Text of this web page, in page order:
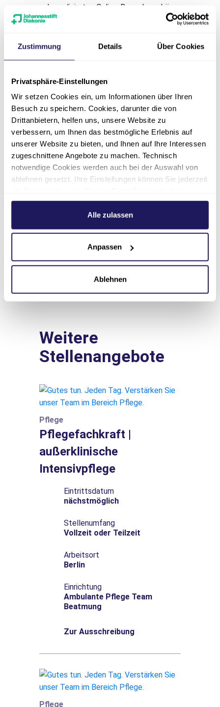
Zustimmung Details Über Cookies
Privatsphäre-Einstellungen
Wir setzen Cookies ein, um Informationen über Ihren
Besuch zu speichern. Cookies, darunter die von
Drittanbietern, helfen uns, unsere Website zu
verbessern, um Ihnen das bestmögliche Erlebnis auf
unserer Website zu bieten, und Ihnen auf Ihre Interessen
zugeschnittene Angebote zu machen. Technisch
notwendige Cookies werden auch bei der Auswahl von
ablehnen gesetzt. Ihre Einstellungen können Sie jederzeit
Weitere Informationen hierzu finden Sie in unserer
.Alle zulassen
Anpassen
Ablehnen
zur unkomplizierten Online-Bewerbung können
Sie uns Ihre Unterlagen auch per E-Mail unter
zusenden.
Mihaela Cinca | Einrichtungsleitung
Sotzmannstraße 3
13581 Berlin
bewerbung@jsd.de
Für Fragen
Pflegedienstleitung
Lars Metzner
Weitere
Stellenangebote
Pflege
Pflegefachkraft |
außerklinische
Intensivpflege
Eintrittsdatum
nächstmöglich
Stellenumfang
Vollzeit oder Teilzeit
Arbeitsort
Berlin
Einrichtung
Ambulante Pflege Team
Beatmung
Zur Ausschreibung
Pflege